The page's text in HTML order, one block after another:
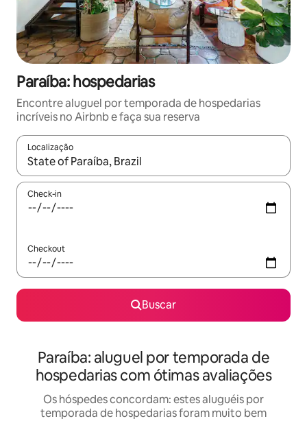
Paraíba: hospedarias
Encontre aluguel por temporada de hospedarias
incríveis no Airbnb e faça sua reserva
Localização
Quando os resultados estiverem disponíveis, explore-os
Check-in
Checkout
Buscar
Paraíba: aluguel por temporada de
hospedarias com ótimas avaliações
Os hóspedes concordam: estes aluguéis por
temporada de hospedarias foram muito bem